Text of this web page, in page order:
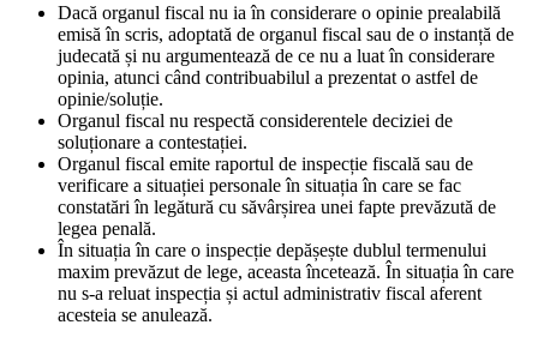
Dacă organul fiscal nu ia în considerare o opinie prealabilă
emisă în scris, adoptată de organul fiscal sau de o instanță de
judecată și nu argumentează de ce nu a luat în considerare
opinia, atunci când contribuabilul a prezentat o astfel de
opinie/soluție.
Organul fiscal nu respectă considerentele deciziei de
soluționare a contestației.
Organul fiscal emite raportul de inspecție fiscală sau de
verificare a situației personale în situația în care se fac
constatări în legătură cu săvârșirea unei fapte prevăzută de
legea penală.
În situația în care o inspecție depășește dublul termenului
maxim prevăzut de lege, aceasta încetează. În situația în care
nu s-a reluat inspecția și actul administrativ fiscal aferent
acesteia se anulează.